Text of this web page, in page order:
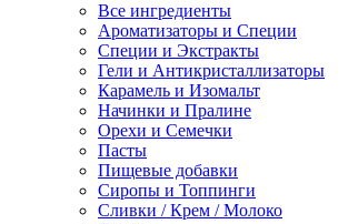
Все ингредиенты
Ароматизаторы и Специи
Специи и Экстракты
Гели и Антикристаллизаторы
Карамель и Изомальт
Начинки и Пралине
Орехи и Семечки
Пасты
Пищевые добавки
Сиропы и Топпинги
Сливки / Крем / Молоко